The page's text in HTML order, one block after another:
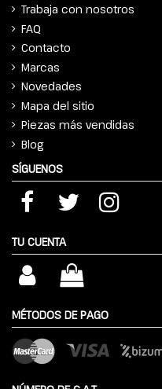
Trabaja con nosotros
FAQ
Contacto
Marcas
Novedades
Mapa del sitio
Piezas más vendidas
Blog
SÍGUENOS
TU CUENTA
MÉTODOS DE PAGO